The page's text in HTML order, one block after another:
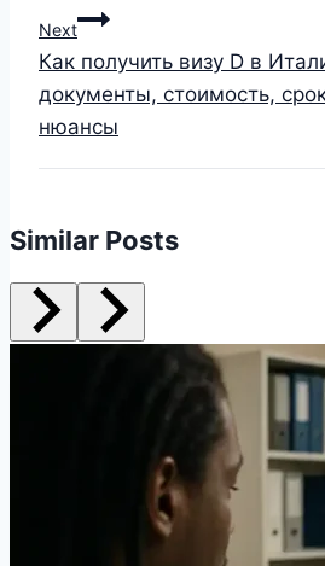
Next
Как получить визу D в
документы, стоимость,
нюансы
Similar Posts